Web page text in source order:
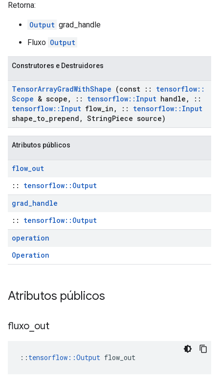
Retorna:
Output grad_handle
Fluxo Output
Construtores e Destruidores
TensorArrayGradWithShape (const :: tensorflow::
Scope & scope , :: tensorflow:: Input handle ,
::
tensorflow:: Input flow in , :: tensorflow:: Input
shape to prepend , StringPiece source)
Atributos públicos
flow_out
:: tensorflow::Output
grad_handle
:: tensorflow::Output
operation
Operation
Atributos públicos
fluxo out
:: tensorflow::Output flow_out